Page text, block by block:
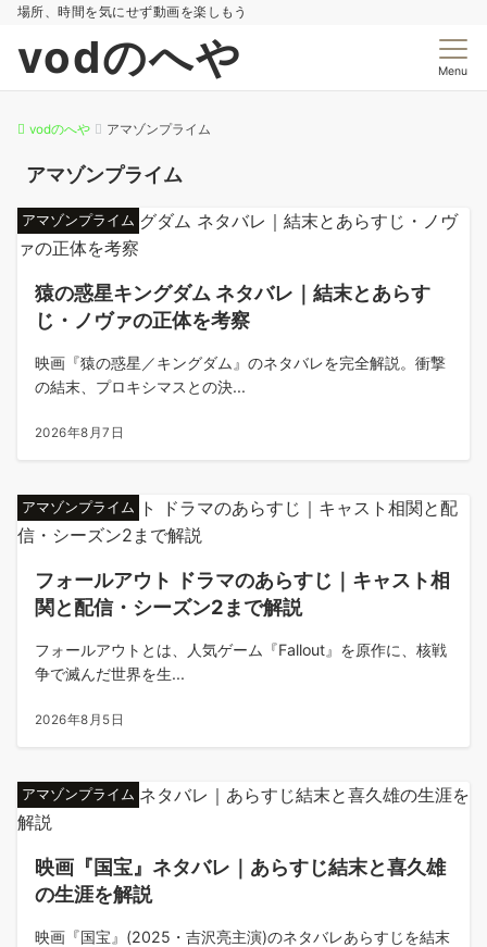
場所、時間を気にせず動画を楽しもう
vodのへや Menu
vodのへや アマゾンプライム
アマゾンプライム
アマゾンプライム
猿の惑星キングダム ネタバレ｜結末とあらす
じ・ノヴァの正体を考察
映画『猿の惑星／キングダム』のネタバレを完全解説。衝撃
の結末、プロキシマスとの決...
2026年8月7日
アマゾンプライム
フォールアウト ドラマのあらすじ｜キャスト相
関と配信・シーズン2まで解説
フォールアウトとは、人気ゲーム『Fallout』を原作に、核戦
争で滅んだ世界を生...
2026年8月5日
アマゾンプライム
映画『国宝』ネタバレ｜あらすじ結末と喜久雄
の生涯を解説
映画『国宝』(2025・吉沢亮主演)のネタバレあらすじを結末